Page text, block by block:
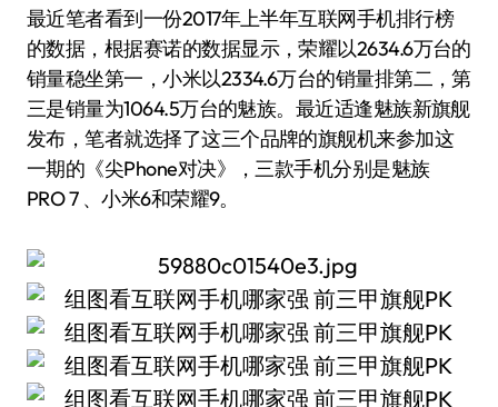
最近笔者看到一份2017年上半年互联网手机排行榜
的数据，根据赛诺的数据显示，荣耀以2634.6万台的
销量稳坐第一，小米以2334.6万台的销量排第二，第
三是销量为1064.5万台的魅族。最近适逢魅族新旗舰
发布，笔者就选择了这三个品牌的旗舰机来参加这
一期的《尖Phone对决》，三款手机分别是魅族
PRO 7 、小米6和荣耀9。